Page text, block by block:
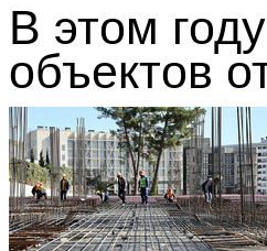
В этом
объектов